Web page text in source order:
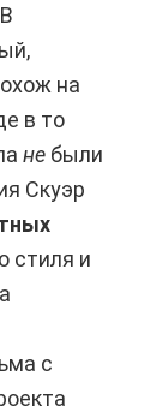
на
в то
не были
Скуэр
стиля и
с